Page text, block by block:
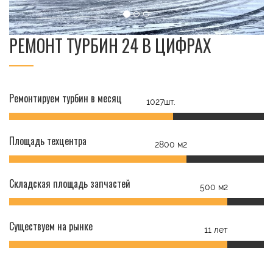
РЕМОНТ ТУРБИН 24 В ЦИФРАХ
Ремонтируем турбин в месяц 1027шт.
Площадь техцентра 2800 м2
Складская площадь запчастей 500 м2
Существуем на рынке 11 лет